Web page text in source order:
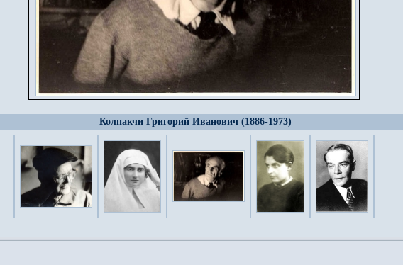
Колпакчи Григорий Иванович (1886-1973)